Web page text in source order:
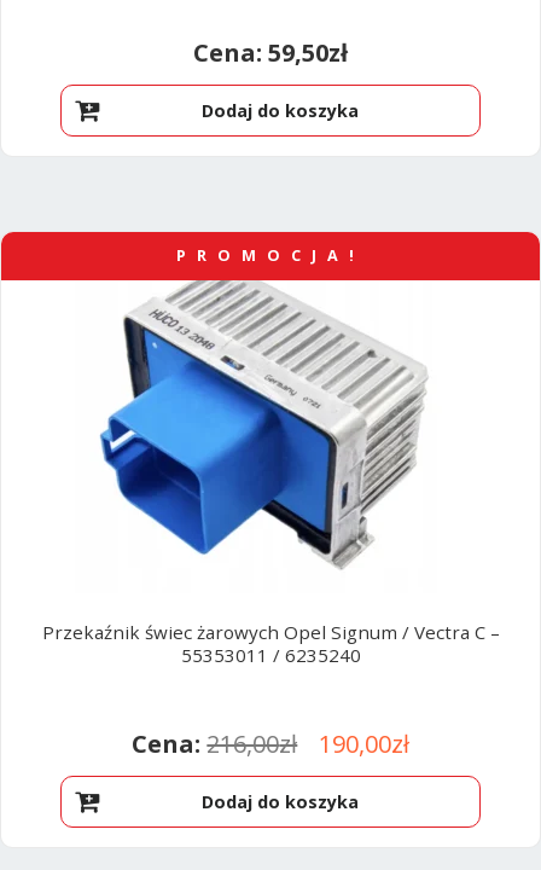
59,50zł
Dodaj do koszyka
Przekaźnik świec żarowych Opel Signum / Vectra C –
55353011 / 6235240
PROMOCJA!
216,00zł
Pierwotna
cena
wynosiła:
190,00złAktualna
cena
wynosi:
Dodaj do koszyka